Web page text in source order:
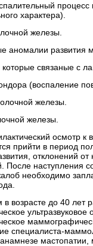
характера).
железы.
аномалии развития
которые связаные с
(воспаление
железы.
железы.
осмотр к
прийти в период
отклонений
После наступления
необходимо
возрасте до 40 лет
анамнезе